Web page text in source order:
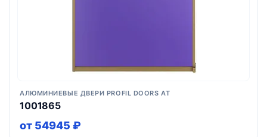
АЛЮМИНИЕВЫЕ ДВЕРИ PROFIL DOORS AT
1001865
от 54945 ₽